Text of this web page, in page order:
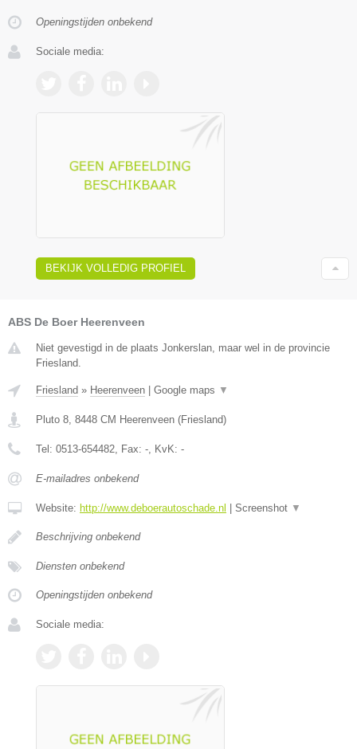
Openingstijden onbekend
Sociale media:
BEKIJK VOLLEDIG PROFIEL
ABS De Boer Heerenveen
Niet gevestigd in de plaats Jonkerslan, maar wel in de provincie
Friesland.
Friesland » Heerenveen Google maps ▼
Pluto 8, 8448 CM Heerenveen (Friesland)
Tel: 0513-654482, Fax: -, KvK: -
E-mailadres onbekend
Website: http://www.deboerautoschade.nl Screenshot ▼
Beschrijving onbekend
Diensten onbekend
Openingstijden onbekend
Sociale media: